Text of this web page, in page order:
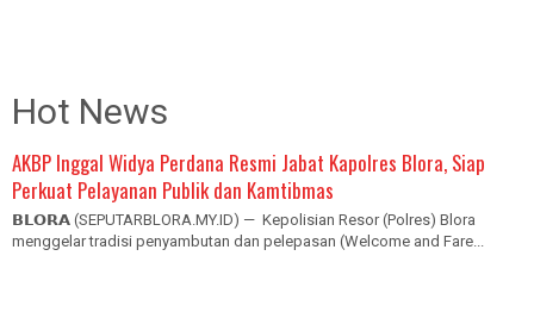
Hot News
AKBP Inggal Widya Perdana Resmi Jabat Kapolres Blora, Siap
Perkuat Pelayanan Publik dan Kamtibmas
𝗕𝗟𝗢𝗥𝗔 (SEPUTARBLORA.MY.ID) — Kepolisian Resor (Polres) Blora
menggelar tradisi penyambutan dan pelepasan (Welcome and Fare...